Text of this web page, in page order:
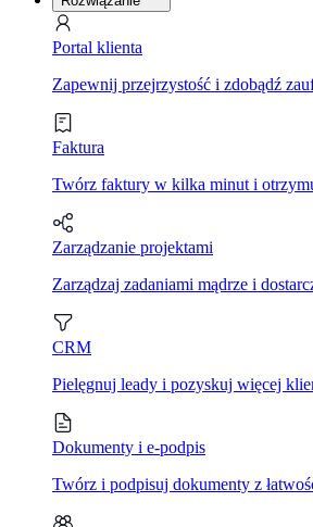
Portal klienta
Zapewnij przejrzystość i zdobądź
Faktura
Twórz faktury w kilka minut i
Zarządzanie projektami
Zarządzaj zadaniami mądrze i
CRM
Pielęgnuj leady i pozyskuj więcej
Dokumenty i e-podpis
Twórz i podpisuj dokumenty z